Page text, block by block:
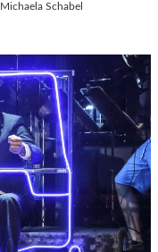
Michaela Schabel